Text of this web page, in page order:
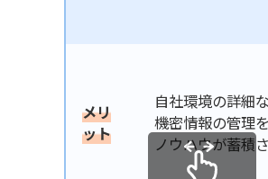
メリ
ット
自社環境の詳細
機密情報の管理
ノウハウが蓄積